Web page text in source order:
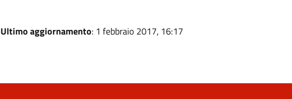
Ultimo aggiornamento: 1 febbraio 2017, 16:17